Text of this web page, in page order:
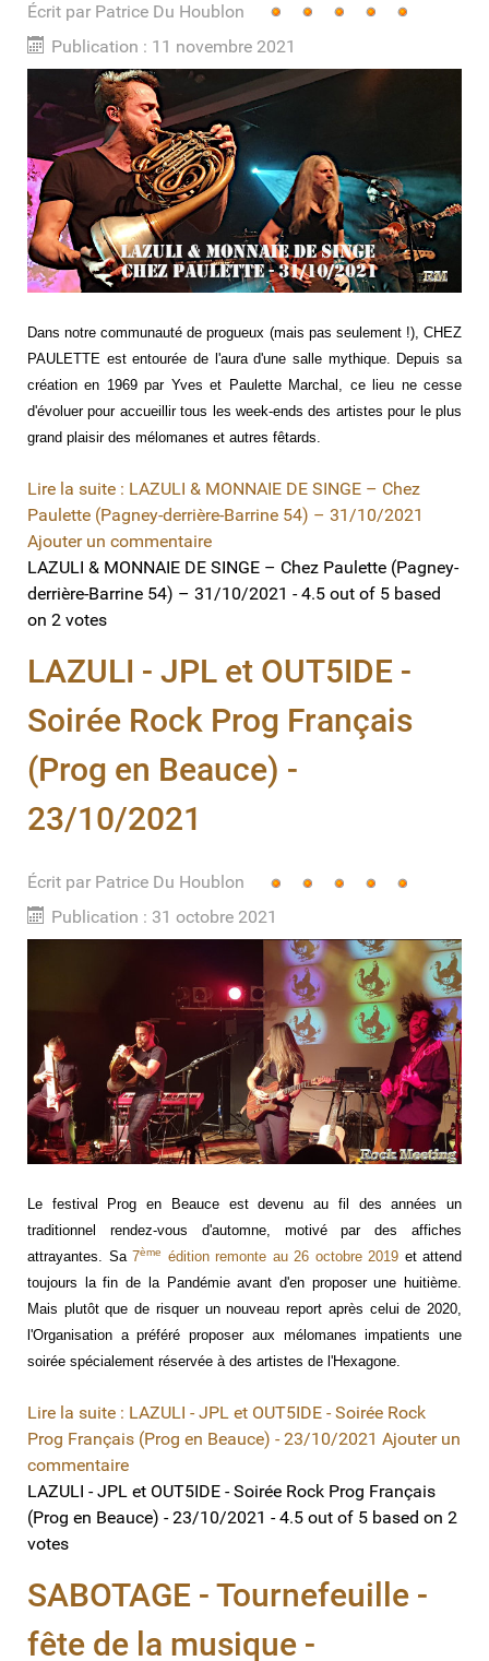
Écrit par Patrice Du Houblon
Publication : 11 novembre 2021
Vote
utilisateur:5
Dans notre communauté de progueux (mais pas seulement !), CHEZ
PAULETTE est entourée de l'aura d'une salle mythique. Depuis sa
création en 1969 par Yves et Paulette Marchal, ce lieu ne cesse
d'évoluer pour accueillir tous les week-ends des artistes pour le plus
grand plaisir des mélomanes et autres fêtards.
Lire la suite : LAZULI & MONNAIE DE SINGE – Chez
Paulette (Pagney-derrière-Barrine 54) – 31/10/2021
Ajouter un commentaire
LAZULI & MONNAIE DE SINGE – Chez Paulette (Pagney-
derrière-Barrine 54) – 31/10/2021 -4.5 out of 5 based
on 2 votes
LAZULI - JPL et OUT5IDE -
Soirée Rock Prog Français
(Prog en Beauce) -
23/10/2021
Écrit par Patrice Du Houblon
Publication : 31 octobre 2021
Vote
utilisateur:5
Le festival Prog en Beauce est devenu au fil des années un
traditionnel rendez-vous d'automne, motivé par des affiches
attrayantes. Sa 7ème édition remonte au 26 octobre 2019 et attend
toujours la fin de la Pandémie avant d'en proposer une huitième.
Mais plutôt que de risquer un nouveau report après celui de 2020,
l'Organisation a préféré proposer aux mélomanes impatients une
soirée spécialement réservée à des artistes de l'Hexagone.
Lire la suite : LAZULI - JPL et OUT5IDE - Soirée Rock
Prog Français (Prog en Beauce) - 23/10/2021 Ajouter un
commentaire
LAZULI - JPL et OUT5IDE - Soirée Rock Prog Français
(Prog en Beauce) - 23/10/2021 -4.5 out of 5 based on 2
votes
SABOTAGE - Tournefeuille -
fête de la musique -